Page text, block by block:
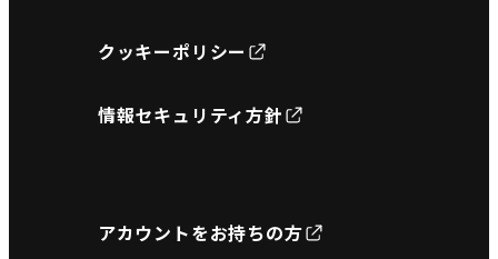
クッキーポリシー
情報セキュリティ方針
アカウントをお持ちの方